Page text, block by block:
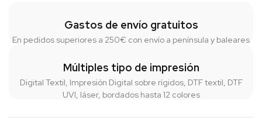
Gastos de envío gratuitos
En pedidos superiores a 250€ con envío a península y baleares
Múltiples tipo de impresión
Digital Textil, Impresión Digital sobre rígidos, DTF textil, DTF
UVI, láser, bordados hasta 12 colores